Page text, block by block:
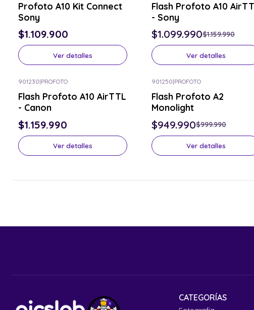
Profoto A10 Kit Connect
Sony
$1.109.900
Ver detalles
Consulta por el tuyo
Flash Profoto A10
- Sony
$1.099.990$1.159.990
Ver detalles
901230|PROFOTO
Flash Profoto A10 AirTTL
- Canon
$1.159.990
Ver detalles
Consulta por el tuyo
901250|PROFOTO
Flash Profoto A2
Monolight
$949.990$999.990
Ver detalles
CATEGORÍAS